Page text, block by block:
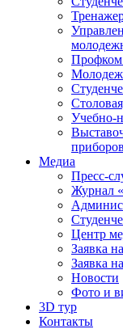
Учебно-
приборов
Медиа
Пресс-
Журнал
Центр
Заявка
Заявка
Новости
Фото и
3D тур
Контакты